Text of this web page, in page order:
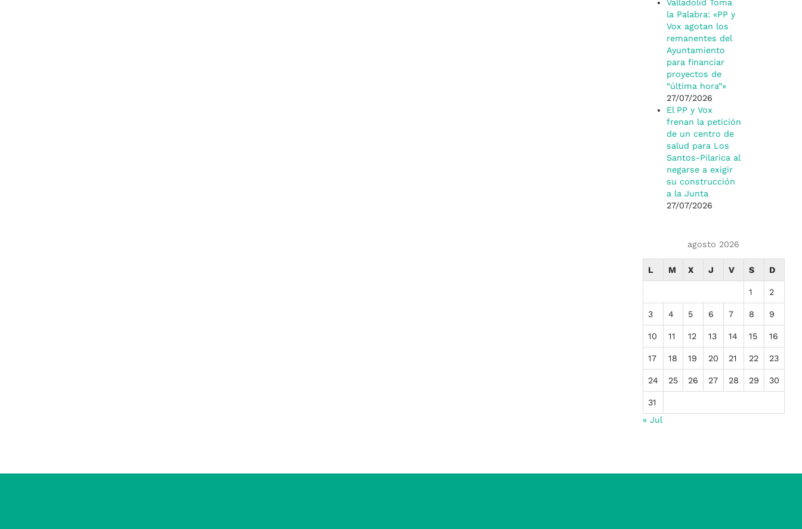
Valladolid Toma
la Palabra: «PP y
Vox agotan los
remanentes del
Ayuntamiento
para financiar
proyectos de
“última hora”»
27/07/2026
El PP y Vox
frenan la petición
de un centro de
salud para Los
Santos-Pilarica al
negarse a exigir
su construcción
a la Junta
27/07/2026
agosto 2026
L M X J V S D
1 2
3 4 5 6 7 8 9
10 11 12 13 14 15 16
17 18 19 20 21 22 23
24 25 26 27 28 29 30
31
« Jul